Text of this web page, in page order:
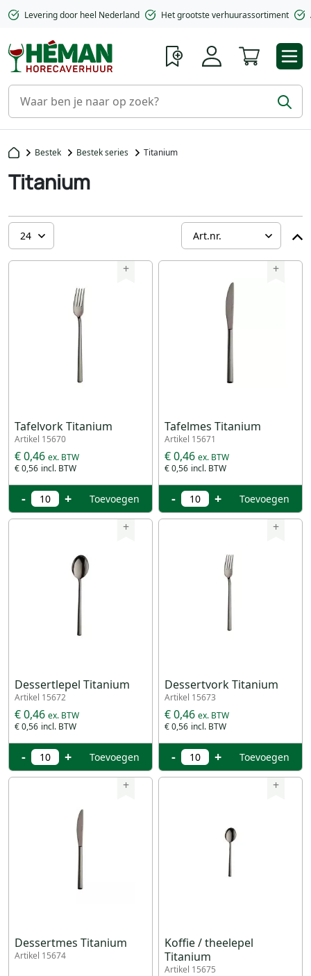
Levering door heel Nederland Het grootste verhuurassortiment
Bestek Bestek series Titanium
Titanium
+
Tafelvork Titanium
Artikel 15670
€ 0,56
€ 0,46
- + Toevoegen
+
Tafelmes Titanium
Artikel 15671
€ 0,56
€ 0,46
- + Toevoegen
+
Dessertlepel Titanium
Artikel 15672
€ 0,56
€ 0,46
- + Toevoegen
+
Dessertvork Titanium
Artikel 15673
€ 0,56
€ 0,46
- + Toevoegen
+
Dessertmes Titanium
Artikel 15674
+
Koffie / theelepel
Titanium
Artikel 15675